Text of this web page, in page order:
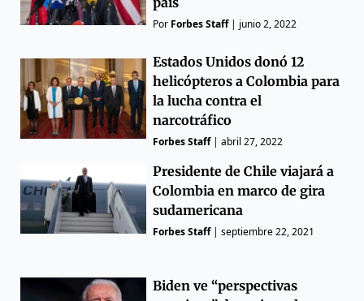
Por Forbes Staff| junio 2, 2022
Estados Unidos donó 12
helicópteros a Colombia para
la lucha contra el
narcotráfico
Forbes Staff|abril 27, 2022
Presidente de Chile viajará a
Colombia en marco de gira
sudamericana
Forbes Staff|septiembre 22, 2021
Biden ve “perspectivas